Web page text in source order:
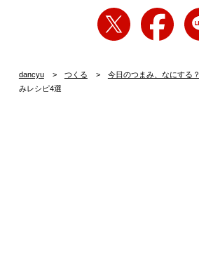
dancyu つくる 今日のつまみ、なにする？
みレシピ4選